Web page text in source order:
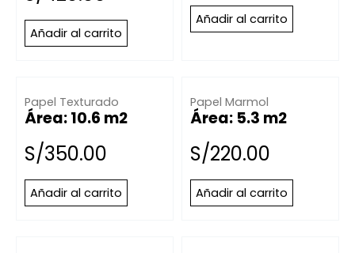
Añadir al carrito
Añadir al carrito
Papel Texturado
Área: 10.6 m2
S/350.00
Añadir al carrito
Papel Marmol
Área: 5.3 m2
S/220.00
Añadir al carrito